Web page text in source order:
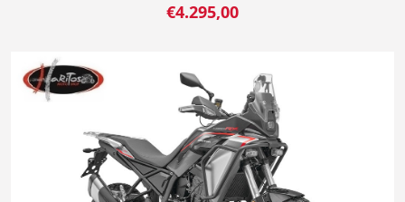
€4.295,00